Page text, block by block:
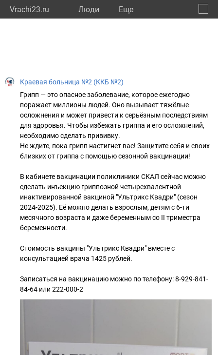
Vrachi23.ru Люди Eще
Краевая больница №2 (ККБ №2)
Грипп — это опасное заболевание, которое ежегодно
поражает миллионы людей. Оно вызывает тяжёлые
осложнения и может привести к серьёзным последствиям
для здоровья. Чтобы избежать гриппа и его осложнений,
необходимо сделать прививку.
Не ждите, пока грипп настигнет вас! Защитите себя и своих
близких от гриппа с помощью сезонной вакцинации!
В кабинете вакцинации поликлиники СКАЛ сейчас можно
сделать инъекцию гриппозной четырехвалентной
инактивированной вакциной "Ультрикс Квадри" (сезон
2024-2025). Её можно делать взрослым, детям с 6-ти
месячного возраста и даже беременным со II триместра
беременности.
Стоимость вакцины "Ультрикс Квадри" вместе с
консультацией врача 1425 рублей.
Записаться на вакцинацию можно по телефону: 8-929-841-
84-64 или 222-000-2